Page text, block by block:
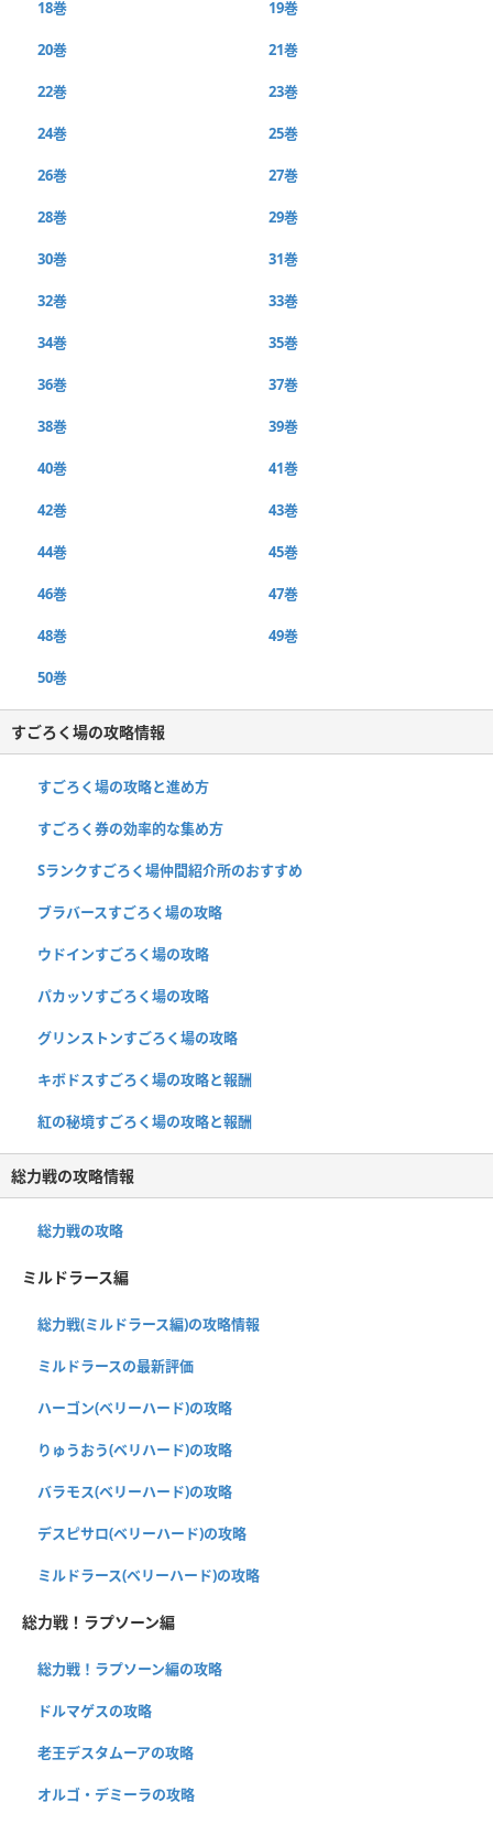
18巻 19巻
20巻 21巻
22巻 23巻
24巻 25巻
26巻 27巻
28巻 29巻
30巻 31巻
32巻 33巻
34巻 35巻
36巻 37巻
38巻 39巻
40巻 41巻
42巻 43巻
44巻 45巻
46巻 47巻
48巻 49巻
50巻
すごろく場の攻略情報
すごろく場の攻略と進め方
すごろく券の効率的な集め方
Sランクすごろく場仲間紹介所のおすすめ
ブラバースすごろく場の攻略
ウドインすごろく場の攻略
パカッソすごろく場の攻略
グリンストンすごろく場の攻略
キボドスすごろく場の攻略と報酬
紅の秘境すごろく場の攻略と報酬
総力戦の攻略情報
総力戦の攻略
ミルドラース編
総力戦(ミルドラース編)の攻略情報
ミルドラースの最新評価
ハーゴン(ベリーハード)の攻略
りゅうおう(ベリハード)の攻略
バラモス(ベリーハード)の攻略
デスピサロ(ベリーハード)の攻略
ミルドラース(ベリーハード)の攻略
総力戦！ラプソーン編
総力戦！ラプソーン編の攻略
ドルマゲスの攻略
老王デスタムーアの攻略
オルゴ・デミーラの攻略